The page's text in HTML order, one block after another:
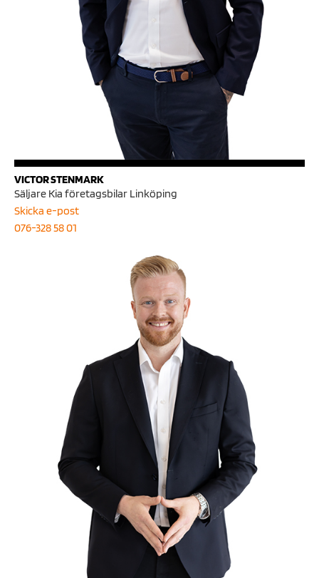
VICTOR STENMARK
Säljare Kia företagsbilar Linköping
Skicka e-post
076-328 58 01